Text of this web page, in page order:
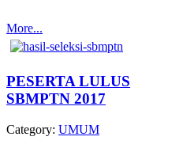
More...
PESERTA LULUS
SBMPTN 2017
Category: UMUM